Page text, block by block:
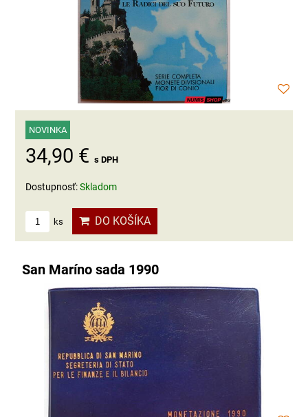
NOVINKA
34,90 € s DPH
Dostupnosť:Skladom
ks DO KOŠÍKA
San Maríno sada 1990